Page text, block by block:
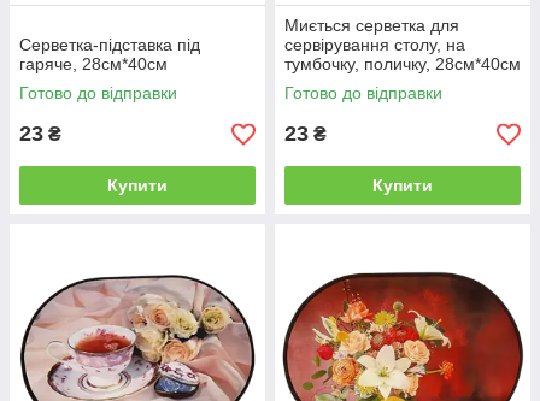
Серветка-підставка під
гаряче, 28см*40см
Готово до відправки
23 ₴
Купити
Миється серветка для
сервірування столу, на
тумбочку, поличку, 28см*40см
Готово до відправки
23 ₴
Купити